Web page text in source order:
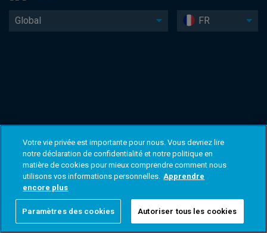
Global FR
Votre vie privée est importante pour nous. Vous devriez lire
notre déclaration de confidentialité et notre politique en
matière de cookies pour mieux comprendre comment nous
utilisons vos informations personnelles. Apprendre
encore plus
Paramètres des cookies Autoriser tous les cookies